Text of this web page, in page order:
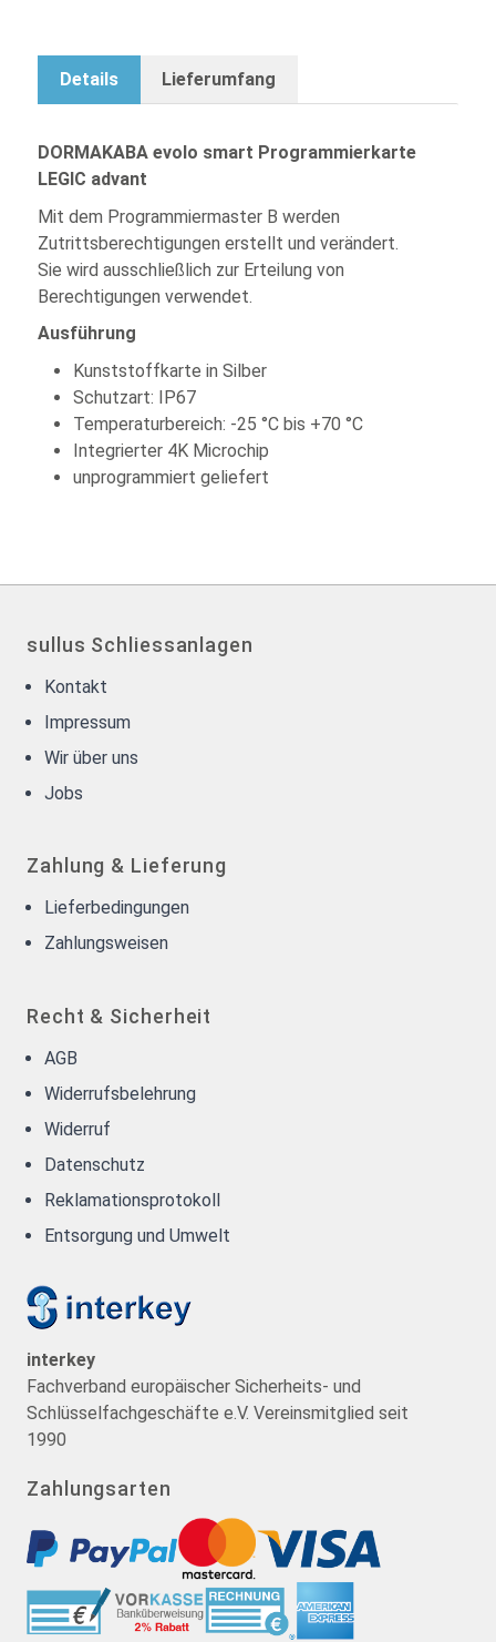
Details Lieferumfang
DORMAKABA evolo smart Programmierkarte
LEGIC advant
Mit dem Programmiermaster B werden
Zutrittsberechtigungen erstellt und verändert.
Sie wird ausschließlich zur Erteilung von
Berechtigungen verwendet.
Ausführung
Kunststoffkarte in Silber
Schutzart: IP67
Temperaturbereich: -25 °C bis +70 °C
Integrierter 4K Microchip
unprogrammiert geliefert
sullus Schliessanlagen
Kontakt
Impressum
Wir über uns
Jobs
Zahlung & Lieferung
Lieferbedingungen
Zahlungsweisen
Recht & Sicherheit
AGB
Widerrufsbelehrung
Widerruf
Datenschutz
Reklamationsprotokoll
Entsorgung und Umwelt
interkey
Fachverband europäischer Sicherheits- und
Schlüsselfachgeschäfte e.V. Vereinsmitglied seit
1990
Zahlungsarten